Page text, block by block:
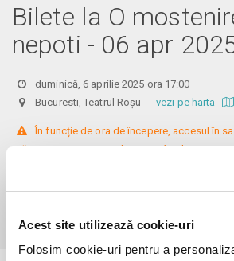
Acest site utilizează cookie-uri
Folosim cookie-uri pentru a
Bilete la O
nepoti - 06 apr
duminică, 6 aprilie 2025 ora 17:00
Bucuresti, Teatrul Roșu vezi pe harta
În funcție de ora de începere, accesul în
oră / cu 40 minute mai devreme, fiind permis
înainte de spectacol. Așezarea se realizează la
Informații suplimentare, la nr. de telefon 0773